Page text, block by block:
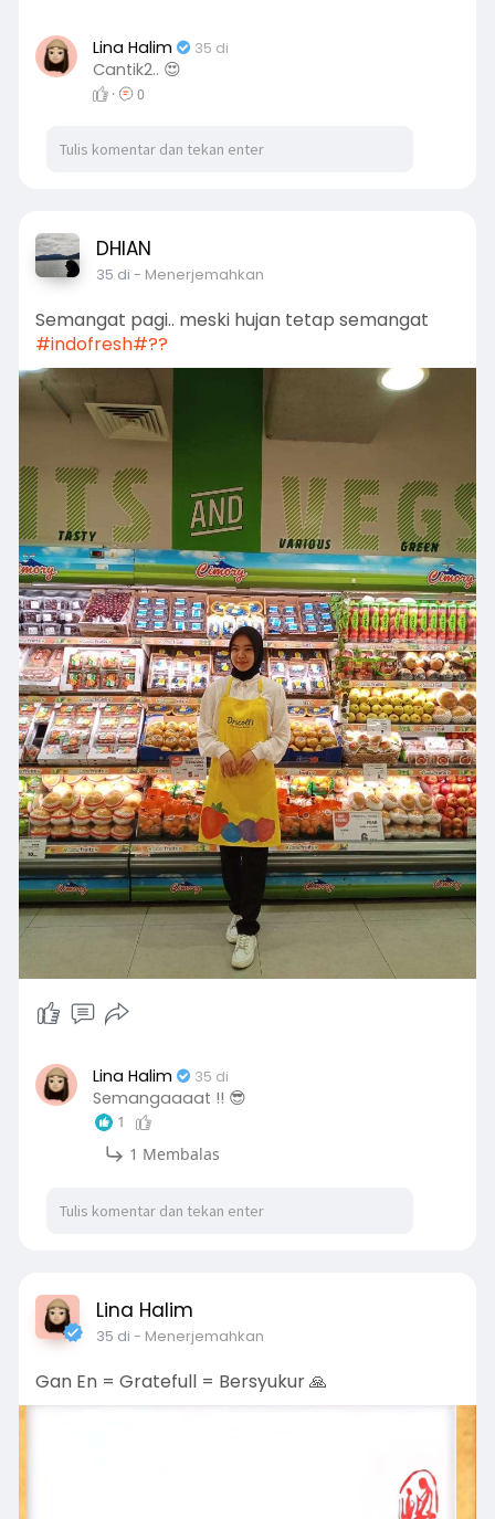
Lina Halim 35 di
Cantik2.. 😍
· 0
DHIAN
35 di - Menerjemahkan
Semangat pagi.. meski hujan tetap semangat
#indofresh#??
Lina Halim 35 di
Semangaaaat !! 😎
1
1 Membalas
Lina Halim
35 di - Menerjemahkan
Gan En = Gratefull = Bersyukur 🙏